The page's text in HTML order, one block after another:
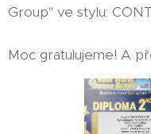
Group" ve stylu:
Moc gratulujeme! A